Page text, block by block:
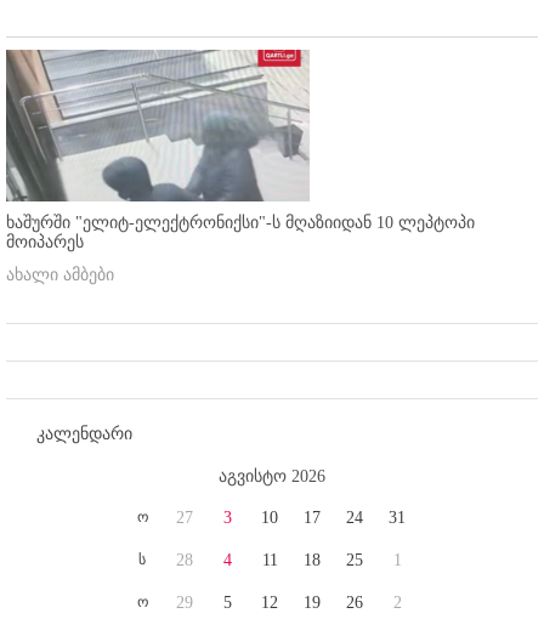
ხაშურში "ელიტ-ელექტრონიქსი"-ს მღაზიიდან 10 ლეპტოპი
მოიპარეს
ახალი ამბები
კალენდარი
აგვისტო 2026
ო
ს
ო
27
28
29
3
4
5
10
11
12
17
18
19
24
25
26
31
1
2